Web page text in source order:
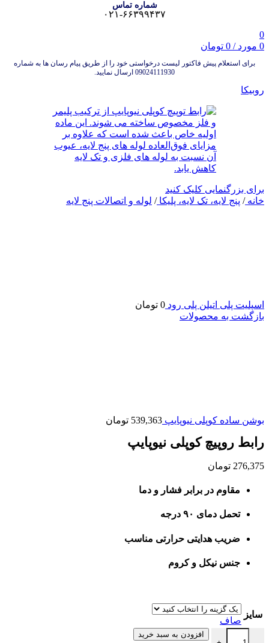
شماره تماس
۰۲۱-۶۶۳۹۹۴۳۷
0
0 مورد /
0 تومان
برای استعلام پیش فاکتور لیست درخواستی خود را از طریق پیام رسان ها به شماره
09024111930 ارسال نمایید.
روبیکا
برای بزرگنمایی کلیک کنید
خانه/ پنج لایه، تک لایه، پلیکا/ لوله و اتصالات پنج لایه
اسپلیت پلی اتیلن پلی رود 0 تومان
بازگشت به محصولات
بوشن ساده کوپلی نیوپایپ 539,363 تومان
رابط روپیچ کوپلی نیوپایپ
276,375 تومان
مقاوم در برابر فشار و دما
تحمل دمای ۹۰ درجه
ضریب هدایتی حرارتی مناسب
جنس نیکل و کروم
سایز
صاف
رابط روپیچ کوپلی نیوپایپ عدد
افزودن به سبد خرید